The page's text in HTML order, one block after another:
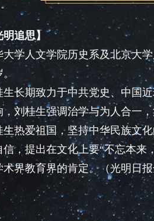
思】
人文学院历史系及北京大学
期致力于中共党史、中国近
，刘桂生强调治学与为人合一
爱祖国，坚持中华民族文化
信，提出在文化上要“不忘本来
术界教育界的肯定。（光明日